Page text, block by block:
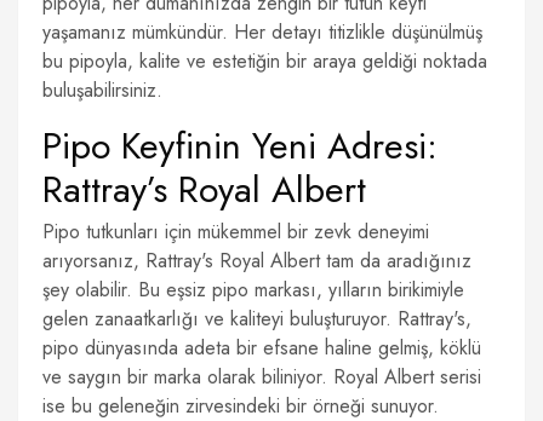
yaşamanız mümkündür. Her detayı titizlikle düşünülmüş
bu pipoyla, kalite ve estetiğin bir araya geldiği noktada
buluşabilirsiniz.
Pipo Keyfinin Yeni Adresi:
Rattray’s Royal Albert
Pipo tutkunları için mükemmel bir zevk deneyimi
arıyorsanız, Rattray's Royal Albert tam da aradığınız
şey olabilir. Bu eşsiz pipo markası, yılların birikimiyle
gelen zanaatkarlığı ve kaliteyi buluşturuyor. Rattray's,
pipo dünyasında adeta bir efsane haline gelmiş, köklü
ve saygın bir marka olarak biliniyor. Royal Albert serisi
ise bu geleneğin zirvesindeki bir örneği sunuyor.